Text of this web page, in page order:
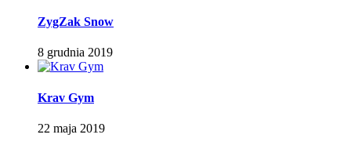
ZygZak Snow
8 grudnia 2019
Krav Gym
22 maja 2019